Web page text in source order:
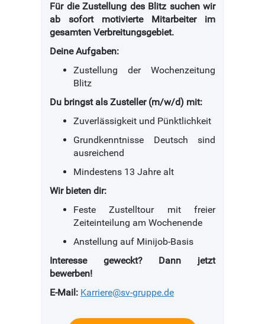
Für die Zustellung des Blitz suchen wir
ab sofort motivierte Mitarbeiter im
gesamten Verbreitungsgebiet.
Deine Aufgaben:
Zustellung der Wochenzeitung
Blitz
Du bringst als Zusteller (m/w/d) mit:
Zuverlässigkeit und Pünktlichkeit
Grundkenntnisse Deutsch sind
ausreichend
Mindestens 13 Jahre alt
Wir bieten dir:
Feste Zustelltour mit freier
Zeiteinteilung am Wochenende
Anstellung auf Minijob-Basis
Interesse geweckt? Dann jetzt
bewerben!
E-Mail: Karriere@sv-gruppe.de